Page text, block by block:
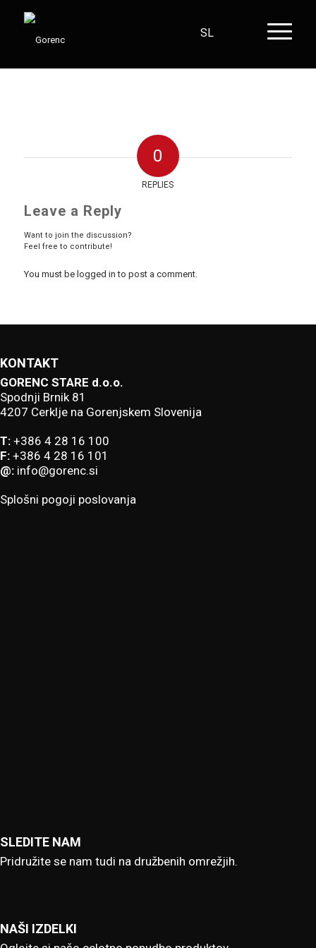
SL
EN
0
REPLIES
Leave a Reply
Want to join the discussion?
Feel free to contribute!
You must be logged in to post a comment.
KONTAKT
GORENC STARE d.o.o.
Spodnji Brnik 81
4207 Cerklje na Gorenjskem Slovenija
T: +386 4 28 16 100
F: +386 4 28 16 101
@: info@gorenc.si
Splošni pogoji poslovanja
SLEDITE NAM
Pridružite se nam tudi na družbenih omrežjih.
NAŠI IZDELKI